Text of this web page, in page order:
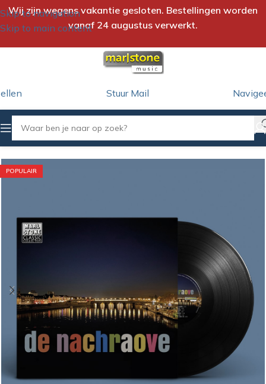
Skip to navigation
Skip to main content
Wij zijn wegens vakantie gesloten. Bestellingen worden
vanaf 24 augustus verwerkt.
Stuur Mail
Home/LP
POPULAIR